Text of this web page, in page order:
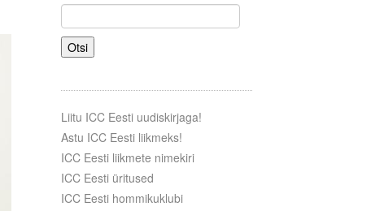
Otsi
Liitu ICC Eesti uudiskirjaga!
Astu ICC Eesti liikmeks!
ICC Eesti liikmete nimekiri
ICC Eesti üritused
ICC Eesti hommikuklubi